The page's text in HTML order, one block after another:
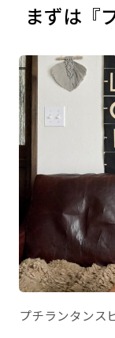
まずは『
プチランタンス